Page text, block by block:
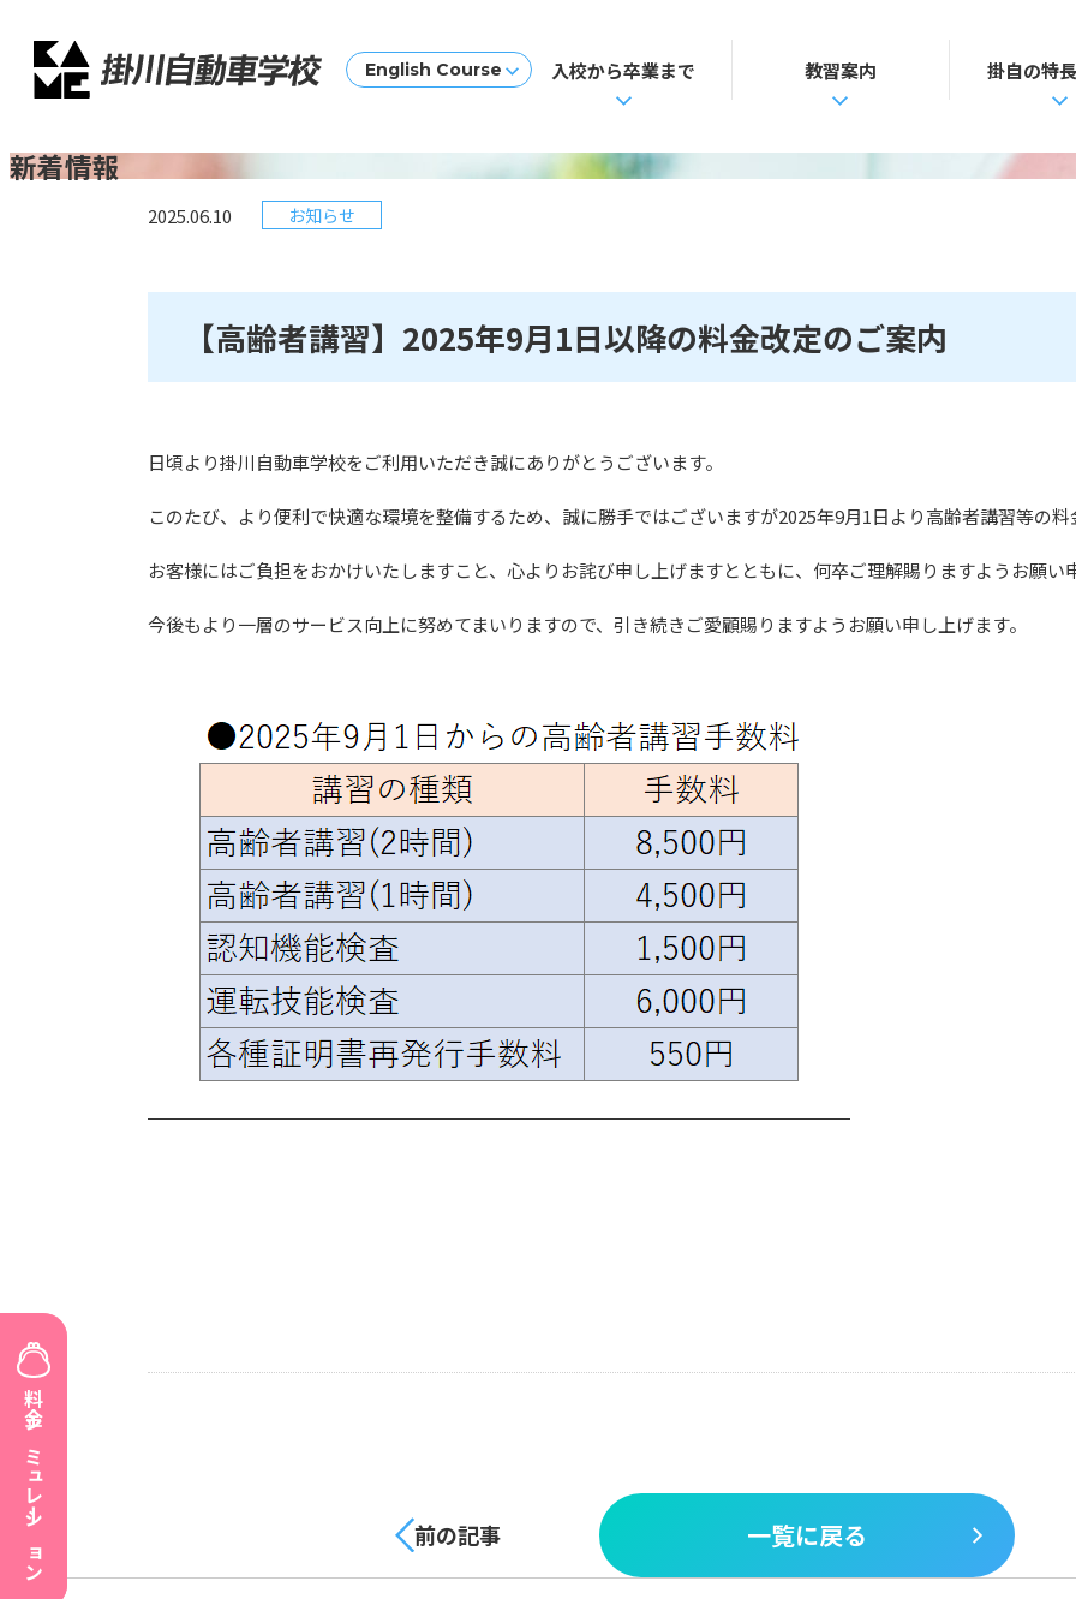
English Course 入校から卒業まで 教習案内 掛自の特
新着情報
2025.06.10 お知らせ
【高齢者講習】2025年9月1日以降の料金改定のご案内
日頃より掛川自動車学校をご利用いただき誠にありがとうございます。
このたび、より便利で快適な環境を整備するため、誠に勝手ではございますが2025年9月1日より高齢者講習等の料
お客様にはご負担をおかけいたしますこと、心よりお詫び申し上げますとともに、何卒ご理解賜りますようお願い
今後もより一層のサービス向上に努めてまいりますので、引き続きご愛顧賜りますようお願い申し上げます。
前の記事 一覧に戻る
料金シミュレーション